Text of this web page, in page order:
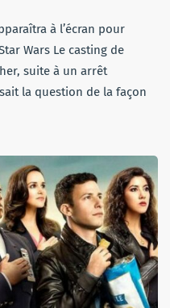
à l’écran pour
Wars Le casting de
suite à un arrêt
la question de la façon